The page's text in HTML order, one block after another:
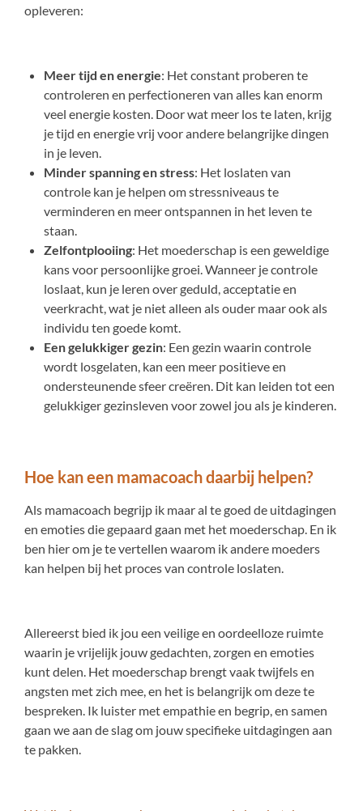
opleveren:
Meer tijd en energie: Het constant proberen te
controleren en perfectioneren van alles kan enorm
veel energie kosten. Door wat meer los te laten, krijg
je tijd en energie vrij voor andere belangrijke dingen
in je leven.
Minder spanning en stress: Het loslaten van
controle kan je helpen om stressniveaus te
verminderen en meer ontspannen in het leven te
staan.
Zelfontplooiing: Het moederschap is een geweldige
kans voor persoonlijke groei. Wanneer je controle
loslaat, kun je leren over geduld, acceptatie en
veerkracht, wat je niet alleen als ouder maar ook als
individu ten goede komt.
Een gelukkiger gezin: Een gezin waarin controle
wordt losgelaten, kan een meer positieve en
ondersteunende sfeer creëren. Dit kan leiden tot een
gelukkiger gezinsleven voor zowel jou als je kinderen.
Hoe kan een mamacoach daarbij helpen?
Als mamacoach begrijp ik maar al te goed de uitdagingen
en emoties die gepaard gaan met het moederschap. En ik
ben hier om je te vertellen waarom ik andere moeders
kan helpen bij het proces van controle loslaten.
Allereerst bied ik jou een veilige en oordeelloze ruimte
waarin je vrijelijk jouw gedachten, zorgen en emoties
kunt delen. Het moederschap brengt vaak twijfels en
angsten met zich mee, en het is belangrijk om deze te
bespreken. Ik luister met empathie en begrip, en samen
gaan we aan de slag om jouw specifieke uitdagingen aan
te pakken.